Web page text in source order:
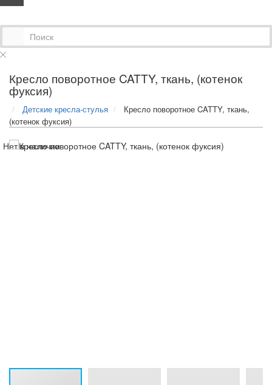
Кресло поворотное CATTY, ткань, (котенок
фуксия)
Детские кресла-стулья
Кресло поворотное CATTY, ткань,
(котенок фуксия)
Нет в наличии